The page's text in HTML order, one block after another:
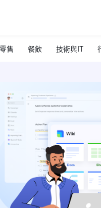
零售 餐飲 技術與IT